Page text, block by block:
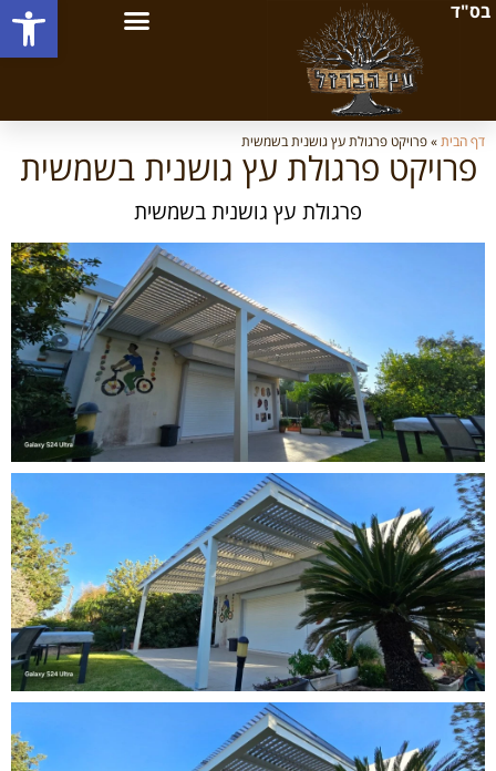
פתח בס"ד
דף הבית»פרויקט פרגולת עץ גושנית בשמשית
פרויקט פרגולת עץ גושנית בשמשית
פרגולת עץ גושנית בשמשית